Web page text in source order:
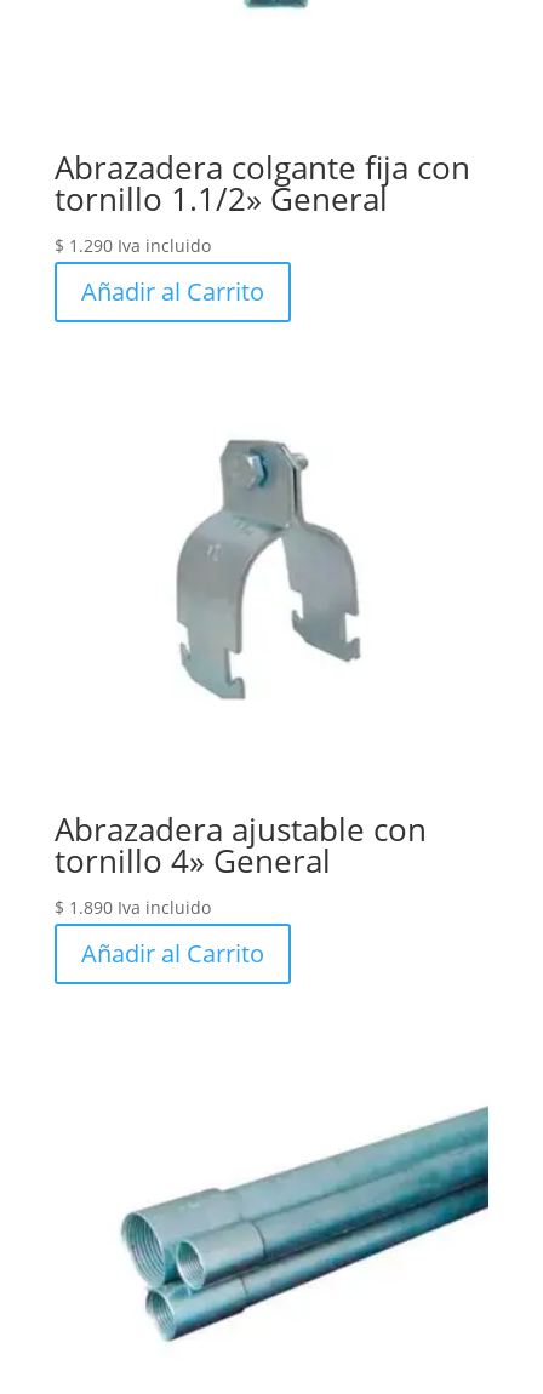
Abrazadera colgante fija con
tornillo 1.1/2» General
$ 1.290 Iva incluido
Añadir al Carrito
Abrazadera ajustable con
tornillo 4» General
$ 1.890 Iva incluido
Añadir al Carrito